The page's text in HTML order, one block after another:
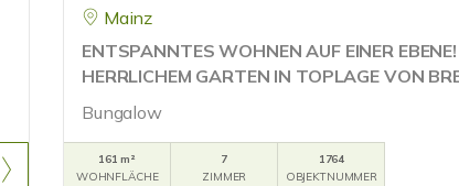
Mainz
ENTSPANNTES WOHNEN AUF EINER
HERRLICHEM GARTEN IN TOPLAGE VON
Bungalow
161 m²
WOHNFLÄCHE
7
ZIMMER
1764
OBJEKTNUMMER